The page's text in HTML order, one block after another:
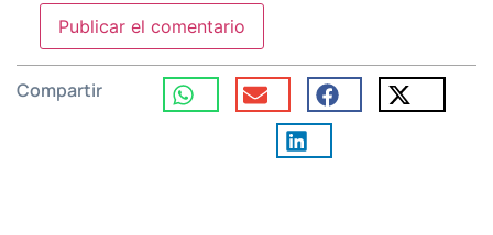
Compartir